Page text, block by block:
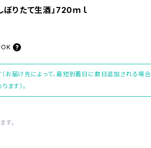
りたて生酒」720ｍｌ
OK
お届け先によって、最短到着日に数日追加される場合
ます）。
。